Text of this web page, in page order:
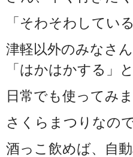
「そわそわしてい
津軽以外のみなさ
「はかはかする」
日常でも使ってみま
さくらまつりなの
酒っこ飲めば、自